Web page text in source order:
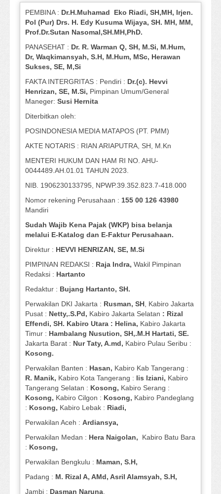
PEMBINA : Dr.H.Muhamad Eko Riadi, SH,MH, Irjen.
Pol (Pur) Drs. H. Edy Kusuma Wijaya, SH. MH, MM,
Prof.Dr.Sutan Nasomal,SH.MH,PhD.
PANASEHAT : Dr. R. Warman Q, SH, M.Si, M.Hum,
Dr, Waqkimansyah, S.H, M.Hum, MSc, Herawan
Sukses, SE, M,Si
FAKTA INTERGRITAS : Pendiri : Dr.(c). Hevvi
Henrizan, SE, M.Si, Pimpinan Umum/General
Maneger: Susi Hernita
Diterbitkan oleh:
POSINDONESIA MEDIA MATAPOS (PT. PMM)
AKTE NOTARIS : RIAN ARIAPUTRA, SH, M.Kn
MENTERI HUKUM DAN HAM RI NO. AHU-
0044489.AH.01.01 TAHUN 2023.
NIB. 1906230133795, NPWP.39.352.823.7-418.000
Nomor rekening Perusahaan : 155 00 126 43980
Mandiri
Sudah Wajib Kena Pajak (WKP) bisa belanja
melalui E-Katalog dan E-Faktur Perusahaan.
Direktur : HEVVI HENRIZAN, SE, M.Si
PIMPINAN REDAKSI : Raja Indra, Wakil Pimpinan
Redaksi : Hartanto
Redaktur : Bujang Hartanto, SH.
Perwakilan DKI Jakarta : Rusman, SH, Kabiro Jakarta
Pusat : Netty,.S.Pd, Kabiro Jakarta Selatan : Rizal
Effendi, SH. Kabiro Utara : Helina, Kabiro Jakarta
Timur : Hambalang Nusution, SH,.M.H Hartati, SE.
Jakarta Barat : Nur Taty, A.md, Kabiro Pulau Seribu :
Kosong.
Perwakilan Banten : Hasan, Kabiro Kab Tangerang :
R. Manik, Kabiro Kota Tangerang : Iis Iziani, Kabiro
Tangerang Selatan : Kosong, Kabiro Serang :
Kosong, Kabiro Cilgon : Kosong, Kabiro Pandeglang
: Kosong, Kabiro Lebak : Riadi,
Perwakilan Aceh : Ardiansya,
Perwakilan Medan : Hera Naigolan, Kabiro Batu Bara
: Kosong,
Perwakilan Bengkulu : Maman, S.H,
Padang : M. Rizal A, AMd, Asril Alamsyah, S.H,
Jambi : Dasman Naruna,